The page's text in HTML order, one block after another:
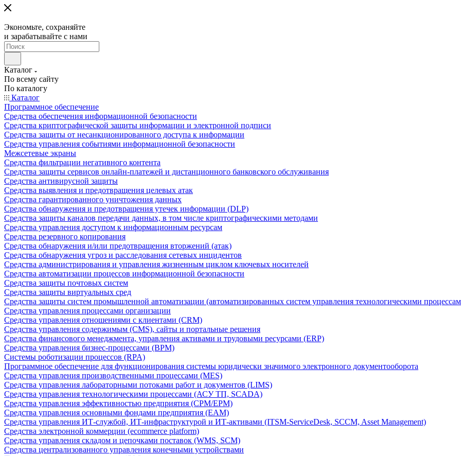
Экономьте, сохраняйте
и зарабатывайте с нами
Каталог
По всему сайту
По каталогу
Каталог
Программное обеспечение
Средства обеспечения информационной безопасности
Средства криптографической защиты информации и электронной подписи
Средства защиты от несанкционированного доступа к информации
Средства управления событиями информационной безопасности
Межсетевые экраны
Средства фильтрации негативного контента
Средства защиты сервисов онлайн-платежей и дистанционного банковского обслуживания
Средства антивирусной защиты
Средства выявления и предотвращения целевых атак
Средства гарантированного уничтожения данных
Средства обнаружения и предотвращения утечек информации (DLP)
Средства защиты каналов передачи данных, в том числе криптографическими методами
Средства управления доступом к информационным ресурсам
Средства резервного копирования
Средства обнаружения и/или предотвращения вторжений (атак)
Средства обнаружения угроз и расследования сетевых инцидентов
Средства администрирования и управления жизненным циклом ключевых носителей
Средства автоматизации процессов информационной безопасности
Средства защиты почтовых систем
Средства защиты виртуальных сред
Средства защиты систем промышленной автоматизации (автоматизированных систем управления технологическими
Средства управления процессами организации
Средства управления отношениями с клиентами (CRM)
Средства управления содержимым (CMS), сайты и портальные решения
Средства финансового менеджмента, управления активами и трудовыми ресурсами (ERP)
Средства управления бизнес-процессами (BPM)
Системы роботизации процессов (RPA)
Программное обеспечение для функционирования системы юридически значимого электронного документооборота
Средства управления производственными процессами (MES)
Средства управления лабораторными потоками работ и документов (LIMS)
Средства управления технологическими процессами (АСУ ТП, SCADA)
Средства управления эффективностью предприятия (CPM/EPM)
Средства управления основными фондами предприятия (EAM)
Средства управления ИТ-службой, ИТ-инфраструктурой и ИТ-активами (ITSM-ServiceDesk, SCCM, Asset Management)
Средства электронной коммерции (ecommerce platform)
Средства управления складом и цепочками поставок (WMS, SCM)
Средства централизованного управления конечными устройствами